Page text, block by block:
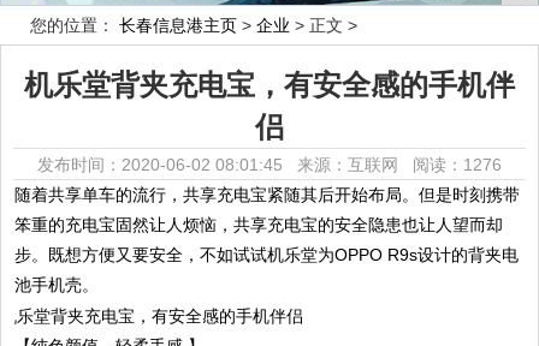
您的位置： 长春信息港主页 > 企业 > 正文 >
机乐堂背夹充电宝，有安全感的手机伴
侣
发布时间：2020-06-02 08:01:45 来源：互联网 阅读：1276
随着共享单车的流行，共享充电宝紧随其后开始布局。但是时刻携带
笨重的充电宝固然让人烦恼，共享充电宝的安全隐患也让人望而却
步。既想方便又要安全，不如试试机乐堂为OPPO R9s设计的背夹电
池手机壳。